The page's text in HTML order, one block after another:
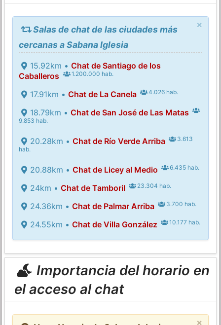
×
Salas de chat de las ciudades más
cercanas a Sabana Iglesia
15.92km • Chat de Santiago de los
Caballeros
1.200.000 hab.
17.91km • Chat de La Canela 4.026 hab.
18.79km • Chat de San José de Las Matas
9.853 hab.
20.28km • Chat de Río Verde Arriba
3.613
hab.
20.88km • Chat de Licey al Medio 6.435 hab.
24km • Chat de Tamboril 23.304 hab.
24.36km • Chat de Palmar Arriba 3.700 hab.
24.55km • Chat de Villa González 10.177 hab.
Importancia del horario en
el acceso al chat
×